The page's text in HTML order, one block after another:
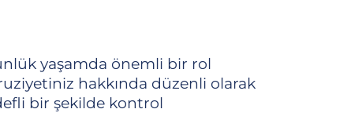
yaşamda önemli bir rol
hakkında düzenli olarak
bir şekilde kontrol